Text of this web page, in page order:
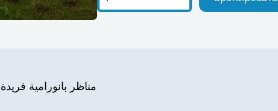
مناظر بانورامية